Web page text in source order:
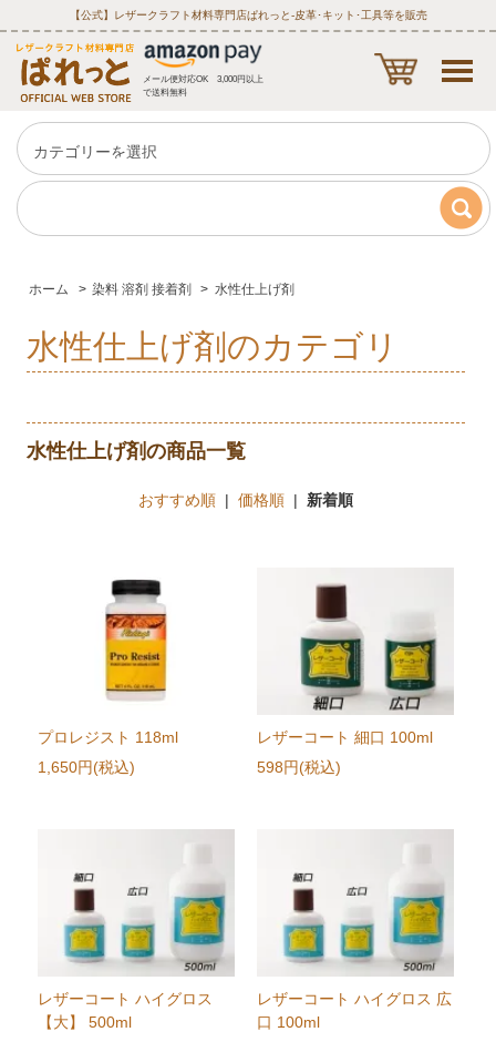
【公式】レザークラフト材料専門店ぱれっと‐皮革･キット･工具等を販売
メール便対応OK 3,000円以上
で送料無料
ホーム > 染料 溶剤 接着剤 > 水性仕上げ剤
水性仕上げ剤のカテゴリ
水性仕上げ剤の商品一覧
おすすめ順| 価格順| 新着順
プロレジスト 118ml
1,650円(税込)
レザーコート 細口 100ml
598円(税込)
レザーコート ハイグロス
【大】 500ml
レザーコート ハイグロス 広
口 100ml